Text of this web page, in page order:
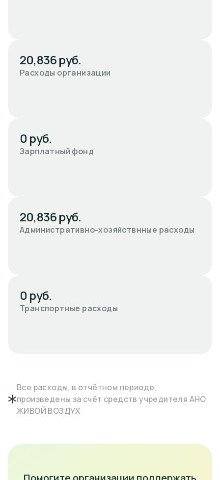
20,836 руб.
Расходы организации
0 руб.
Зарплатный фонд
20,836 руб.
Административно-хозяйствнные расходы
0 руб.
Транспортные расходы
Все расходы, в отчётном периоде,
произведены за счёт средств учредителя АНО
ЖИВОЙ ВОЗДУХ